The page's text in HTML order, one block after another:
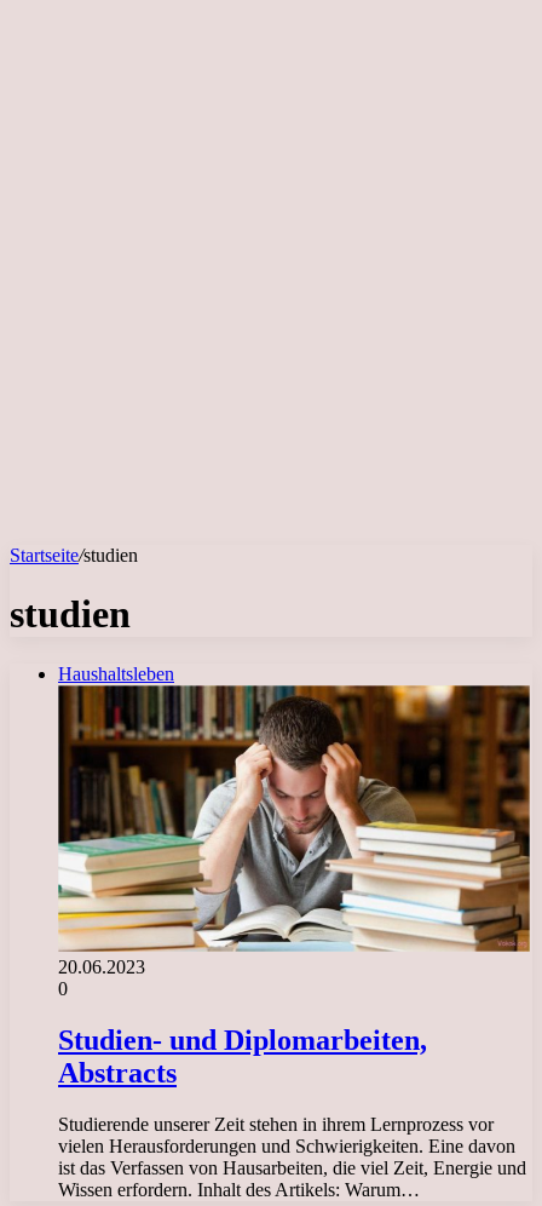
Startseite/studien
studien
Haushaltsleben
20.06.2023
0
Studien- und Diplomarbeiten,
Abstracts
Studierende unserer Zeit stehen in ihrem Lernprozess vor
vielen Herausforderungen und Schwierigkeiten. Eine davon
ist das Verfassen von Hausarbeiten, die viel Zeit, Energie und
Wissen erfordern. Inhalt des Artikels: Warum…